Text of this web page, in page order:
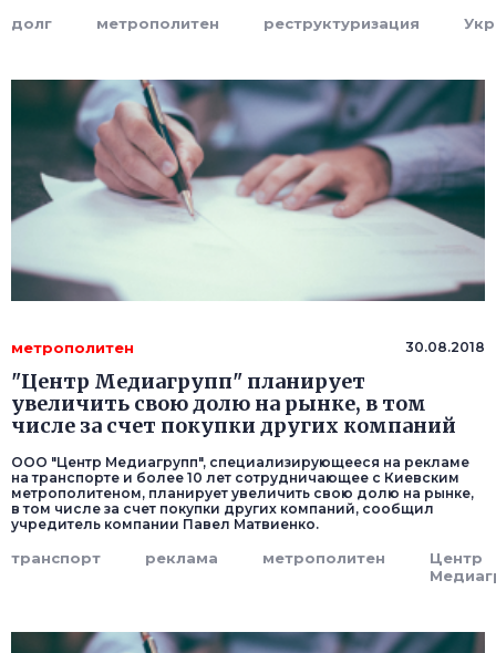
долг метрополитен реструктуризация
метрополитен 30.08.2018
"Центр Медиагрупп" планирует
увеличить свою долю на рынке, в том
числе за счет покупки других компаний
ООО "Центр Медиагрупп", специализирующееся на рекламе
на транспорте и более 10 лет сотрудничающее с Киевским
метрополитеном, планирует увеличить свою долю на рынке,
в том числе за счет покупки других компаний, сообщил
учредитель компании Павел Матвиенко.
транспорт реклама метрополитен
Центр